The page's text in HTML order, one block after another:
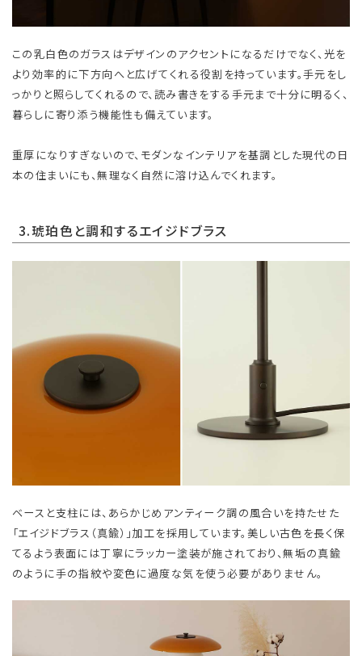
この乳白色のガラスはデザインのアクセントになるだけでなく、光を
より効率的に下方向へと広げてくれる役割を持っています。手元をし
っかりと照らしてくれるので、読み書きをする手元まで十分に明るく、
暮らしに寄り添う機能性も備えています。
重厚になりすぎないので、モダンなインテリアを基調とした現代の日
本の住まいにも、無理なく自然に溶け込んでくれます。
3.琥珀色と調和するエイジドブラス
ベースと支柱には、あらかじめアンティーク調の風合いを持たせた
「エイジドブラス（真鍮）」加工を採用しています。美しい古色を長く保
てるよう表面には丁寧にラッカー塗装が施されており、無垢の真鍮
のように手の指紋や変色に過度な気を使う必要がありません。